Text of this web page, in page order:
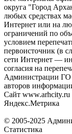
округа "Город
любых средствах
Интернет или на
ограничений по
условием
первоисточник (в
сети Интернет —
согласия на
Администрации ГО
авторов
Сайт www.arhcity.ru
Яндекс.Метрика
© 2005-2025
Статистика